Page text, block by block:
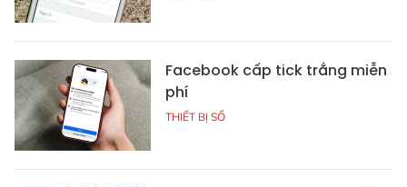
Facebook cấp tick trắng miễn
phí
THIẾT BỊ SỐ